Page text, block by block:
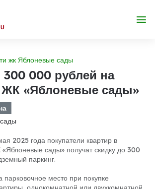
жк Яблоневые сады
300 000 рублей на
ЖК «Яблоневые сады»
2025 года покупатели квартир в
сады» получат скидку до 300
паркинг.
место при покупке